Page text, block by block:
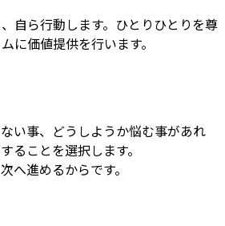
自ら行動します。ひとりひとりを尊
に価値提供を行います。
い事、どうしようか悩む事があれ
ることを選択します。
へ進めるからです。